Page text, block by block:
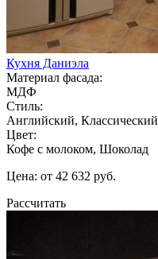
Кухня Даниэла
Материал фасада:
МДФ
Стиль:
Английский, Классический
Цвет:
Кофе с молоком, Шоколад
Цена: от 42 632 руб.
Рассчитать